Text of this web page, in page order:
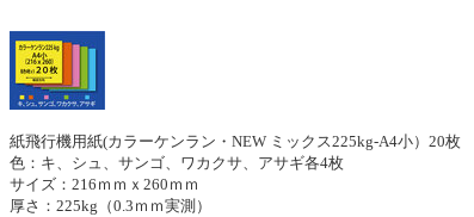
紙飛行機用紙(カラーケンラン・NEW ミックス225kg-A4小）20枚
色：キ、シュ、サンゴ、ワカクサ、アサギ各4枚
サイズ：216ｍｍｘ260ｍｍ
厚さ：225kg（0.3ｍｍ実測）